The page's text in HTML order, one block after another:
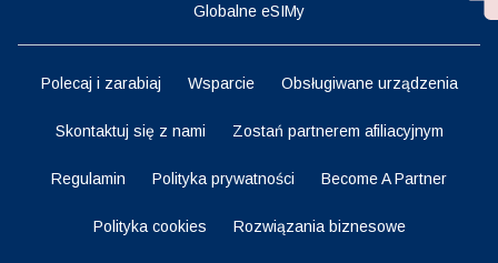
Globalne eSIMy
Polecaj i zarabiaj Wsparcie Obsługiwane urządzenia
Skontaktuj się z nami Zostań partnerem afiliacyjnym
Regulamin Polityka prywatności Become A Partner
Polityka cookies Rozwiązania biznesowe